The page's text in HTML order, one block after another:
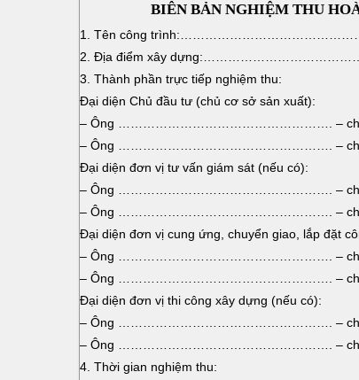
BIÊN BẢN NGHIỆM THU
1. Tên công
2. Địa điểm xây
3. Thành phần trực tiếp nghiệm thu:
Đại diện Chủ đầu tư (chủ cơ sở sản xuất):
– Ông ……………………………………………. –
– Ông ……………………………………………. –
Đại diện đơn vị tư vấn giám sát (nếu có):
– Ông ……………………………………………. –
– Ông ……………………………………………. –
Đại diện đơn vị cung ứng, chuyển giao, lắp đặt
– Ông ……………………………………………. –
– Ông ……………………………………………. –
Đại diện đơn vị thi công xây dựng (nếu có):
– Ông ……………………………………………. –
– Ông ……………………………………………. –
4. Thời gian nghiệm thu: